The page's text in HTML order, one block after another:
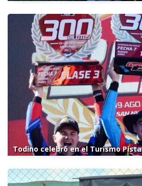
Todino celebró en el Turismo Pista